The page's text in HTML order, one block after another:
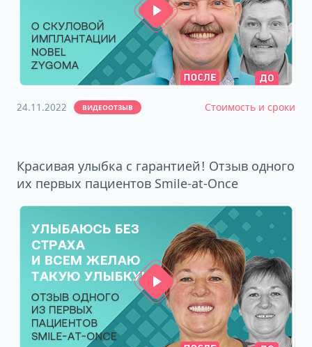
24.11.2022 ВИДЕООТЗЫВ Стоимость и сроки
Красивая улыбка с гарантией! Отзыв одного
их первых пациентов Smile-at-Once